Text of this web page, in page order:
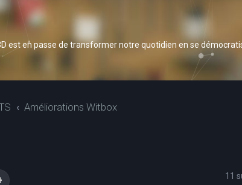
est en passe de transformer notre quotidien en se
Améliorations Witbox
Recherche avancée 11